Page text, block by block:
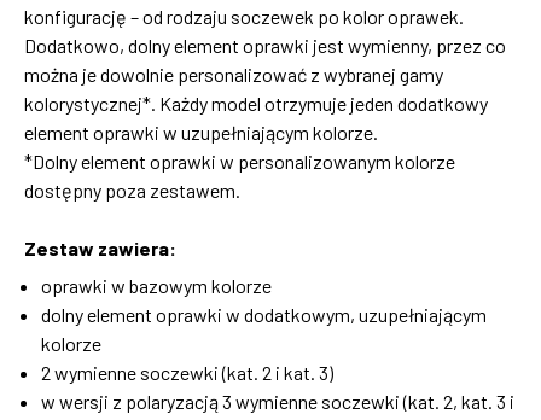
konfigurację – od rodzaju soczewek po kolor oprawek.
Dodatkowo, dolny element oprawki jest wymienny, przez co
można je dowolnie personalizować z wybranej gamy
kolorystycznej*. Każdy model otrzymuje jeden dodatkowy
element oprawki w uzupełniającym kolorze.
*Dolny element oprawki w personalizowanym kolorze
dostępny poza zestawem.
Zestaw zawiera:
oprawki w bazowym kolorze
dolny element oprawki w dodatkowym, uzupełniającym
kolorze
2 wymienne soczewki (kat. 2 i kat. 3)
w wersji z polaryzacją 3 wymienne soczewki (kat. 2, kat. 3 i